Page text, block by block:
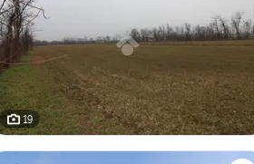
19